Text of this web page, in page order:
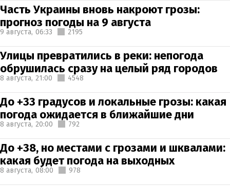
Часть Украины вновь накроют грозы:
прогноз погоды на 9 августа
9 августа, 06:33 2195
Улицы превратились в реки: непогода
обрушилась сразу на целый ряд городов
8 августа, 21:00 4548
До +33 градусов и локальные грозы: какая
погода ожидается в ближайшие дни
8 августа, 20:00 792
До +38, но местами с грозами и шквалами:
какая будет погода на выходных
8 августа, 08:00 978